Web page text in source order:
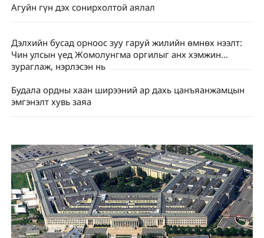
Агуйн гүн дэх сонирхолтой аялал
Дэлхийн бусад орноос зуу гаруй жилийн өмнөх нээлт:
Чин улсын үед Жомолунгма оргилыг анх хэмжин
зураглаж, нэрлэсэн нь
Будала ордны хаан ширээний ар дахь цанъяанжамцын
эмгэнэлт хувь заяа